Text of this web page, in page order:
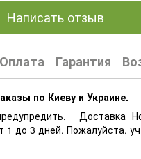
Написать отзыв
Оплата Гарантия
по Киеву и Украине.
Доставка
1 до 3 дней. Пожалуйста,